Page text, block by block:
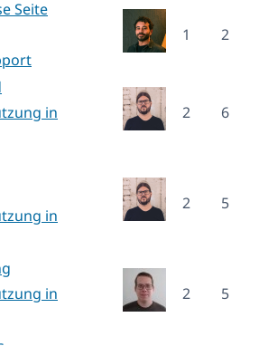
Seite
1 2
in
2 6
in
2 5
in
2 5